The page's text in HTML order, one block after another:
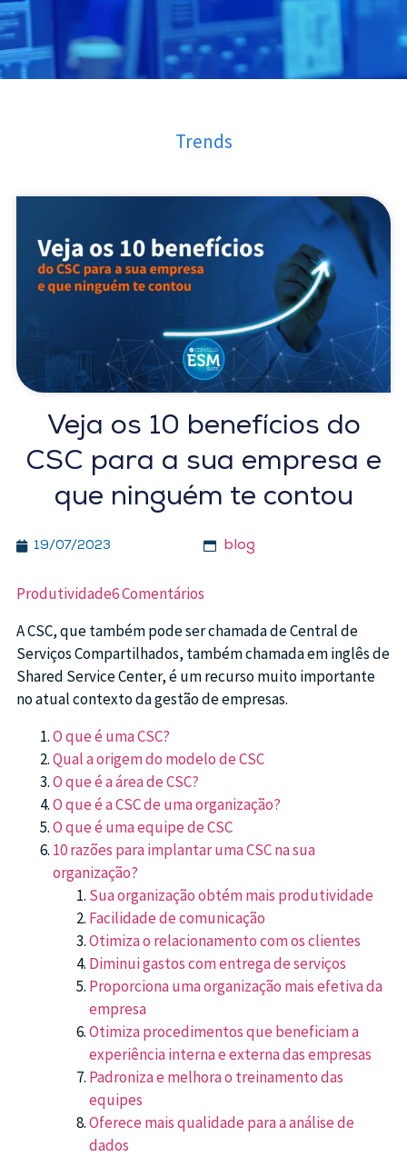
Trends
Veja os 10 benefícios do
CSC para a sua empresa e
que ninguém te contou
19/07/2023 blog
Produtividade6 Comentários
A CSC, que também pode ser chamada de Central de
Serviços Compartilhados, também chamada em inglês de
Shared Service Center, é um recurso muito importante
no atual contexto da gestão de empresas.
O que é uma CSC?
Qual a origem do modelo de CSC
O que é a área de CSC?
O que é a CSC de uma organização?
O que é uma equipe de CSC
10 razões para implantar uma CSC na sua
organização?
Sua organização obtém mais produtividade
Facilidade de comunicação
Otimiza o relacionamento com os clientes
Diminui gastos com entrega de serviços
Proporciona uma organização mais efetiva da
empresa
Otimiza procedimentos que beneficiam a
experiência interna e externa das empresas
Padroniza e melhora o treinamento das
equipes
Oferece mais qualidade para a análise de
dados